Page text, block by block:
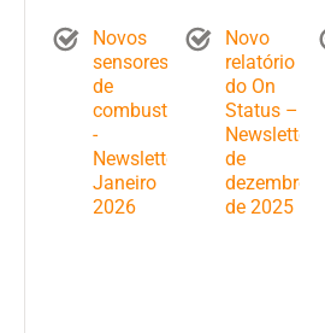
Novos
sensores
de
combustível
-
Newsletter
Janeiro
2026
Novo
relatório
do On
Status –
Newsletter
de
dezembro
de 2025